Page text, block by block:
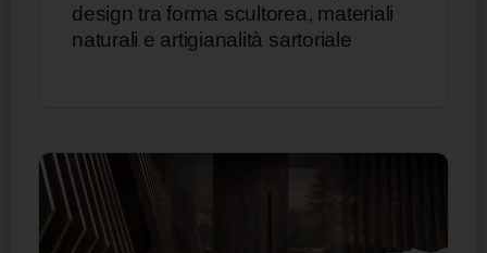
design tra forma scultorea, materiali
naturali e artigianalità sartoriale